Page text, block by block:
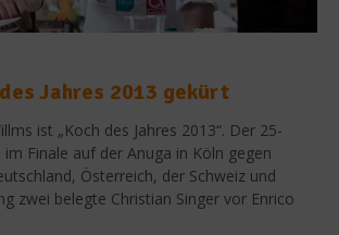
Jahres 2013 gekürt
ist „Koch des Jahres 2013“. Der 25-
im Finale auf der Anuga in Köln gegen
Österreich, der Schweiz und
zwei belegte Christian Singer vor Enrico